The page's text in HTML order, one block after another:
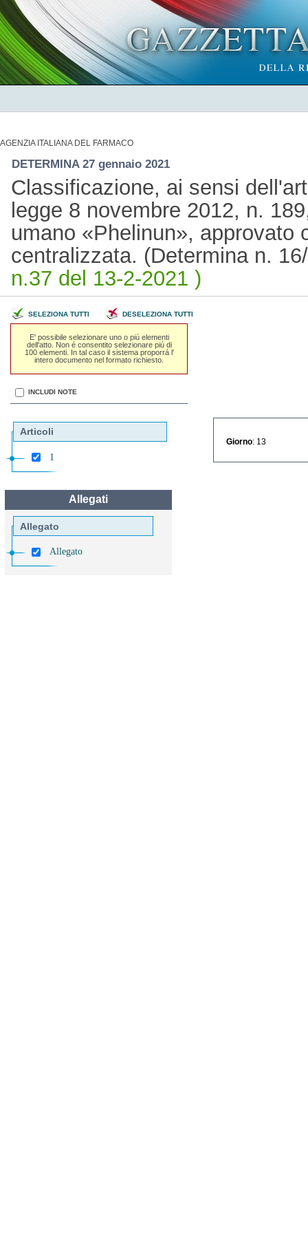
AGENZIA ITALIANA DEL FARMACO
DETERMINA 27 gennaio 2021
Classificazione, ai sensi
legge 8 novembre 2012, n.
umano «Phelinun», approvato
centralizzata. (Determina n.
n.37 del 13-2-2021 )
SELEZIONA TUTTI DESELEZIONA TUTTI
E' possibile selezionare uno o piú elementi
dell'atto. Non é consentito selezionare piú di
100 elementi. In tal caso il sistema proporrá l'
intero documento nel formato richiesto.
INCLUDI NOTE
Articoli
1
Allegati
Allegato
Allegato
Giorno : 13